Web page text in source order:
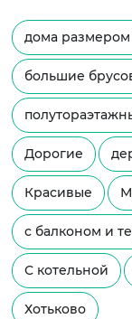
дома размером
большие
Дорогие
Красивые
с балконом и
С котельной
Хотьково